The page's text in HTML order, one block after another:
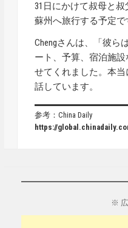
31日にかけて叔母と
蘇州へ旅行する予定で
Chengさんは、「彼ら
ート、予算、宿泊施
せてくれました。本
話しています。
参考：China Daily
https://
※